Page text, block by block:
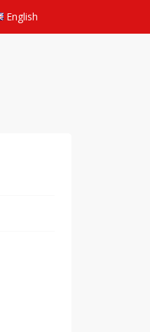
English